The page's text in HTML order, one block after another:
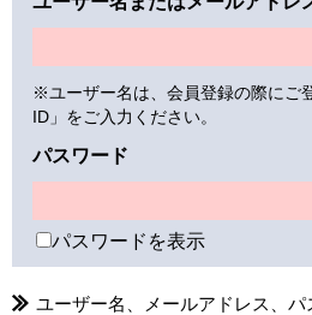
※ユーザー名は、会員登録の際にご
ID」をご入力ください。
パスワード
パスワードを表示
ユーザー名、メールアドレス、